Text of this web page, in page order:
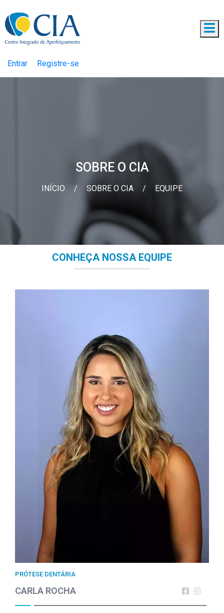
Entrar Registre-se
SOBRE O CIA
INÍCIO / SOBRE O CIA / EQUIPE
CONHEÇA NOSSA EQUIPE
PRÓTESE DENTÁRIA
CARLA ROCHA